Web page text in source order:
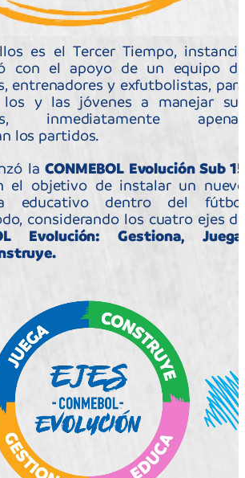
Sub 15 de Luque e
contó con varias
el respeto, la convivencia